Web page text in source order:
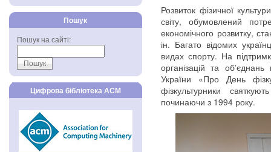
Пошук
Пошук на сайті:
Цифрова бібліотека АСМ
Розвиток фізичної
світу, обумовлений
економічного розвитку,
ін. Багато відомих
видах спорту. На
організацій та
України «Про День
фізкультурники
починаючи з 1994 року.